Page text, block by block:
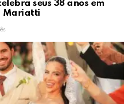
seus 38 anos em
Mariatti